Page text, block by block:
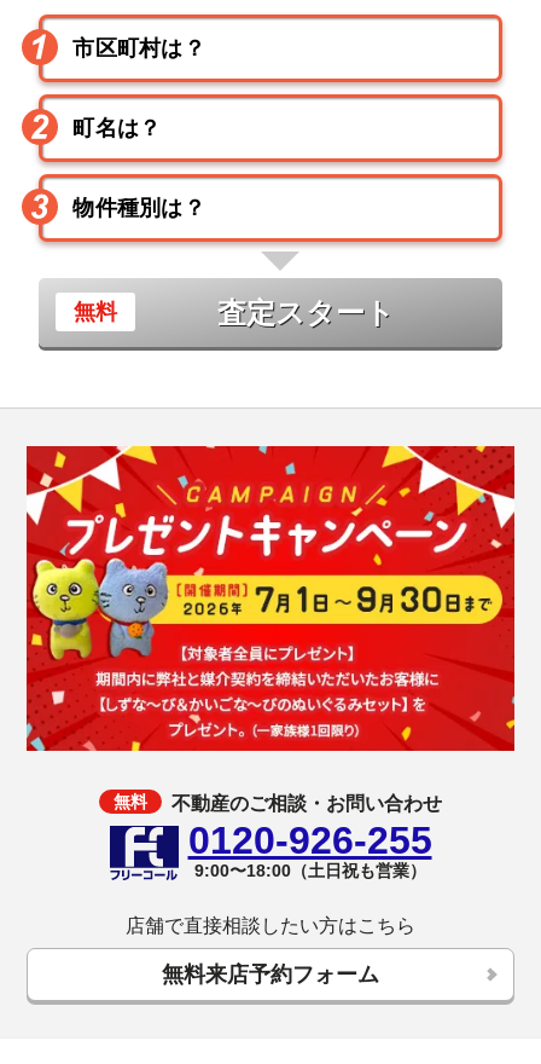
査定スタート
不動産のご相談・お問い合わせ
0120-926-255
9:00〜18:00（土日祝も営業）
店舗で直接相談したい方はこちら
無料来店予約フォーム